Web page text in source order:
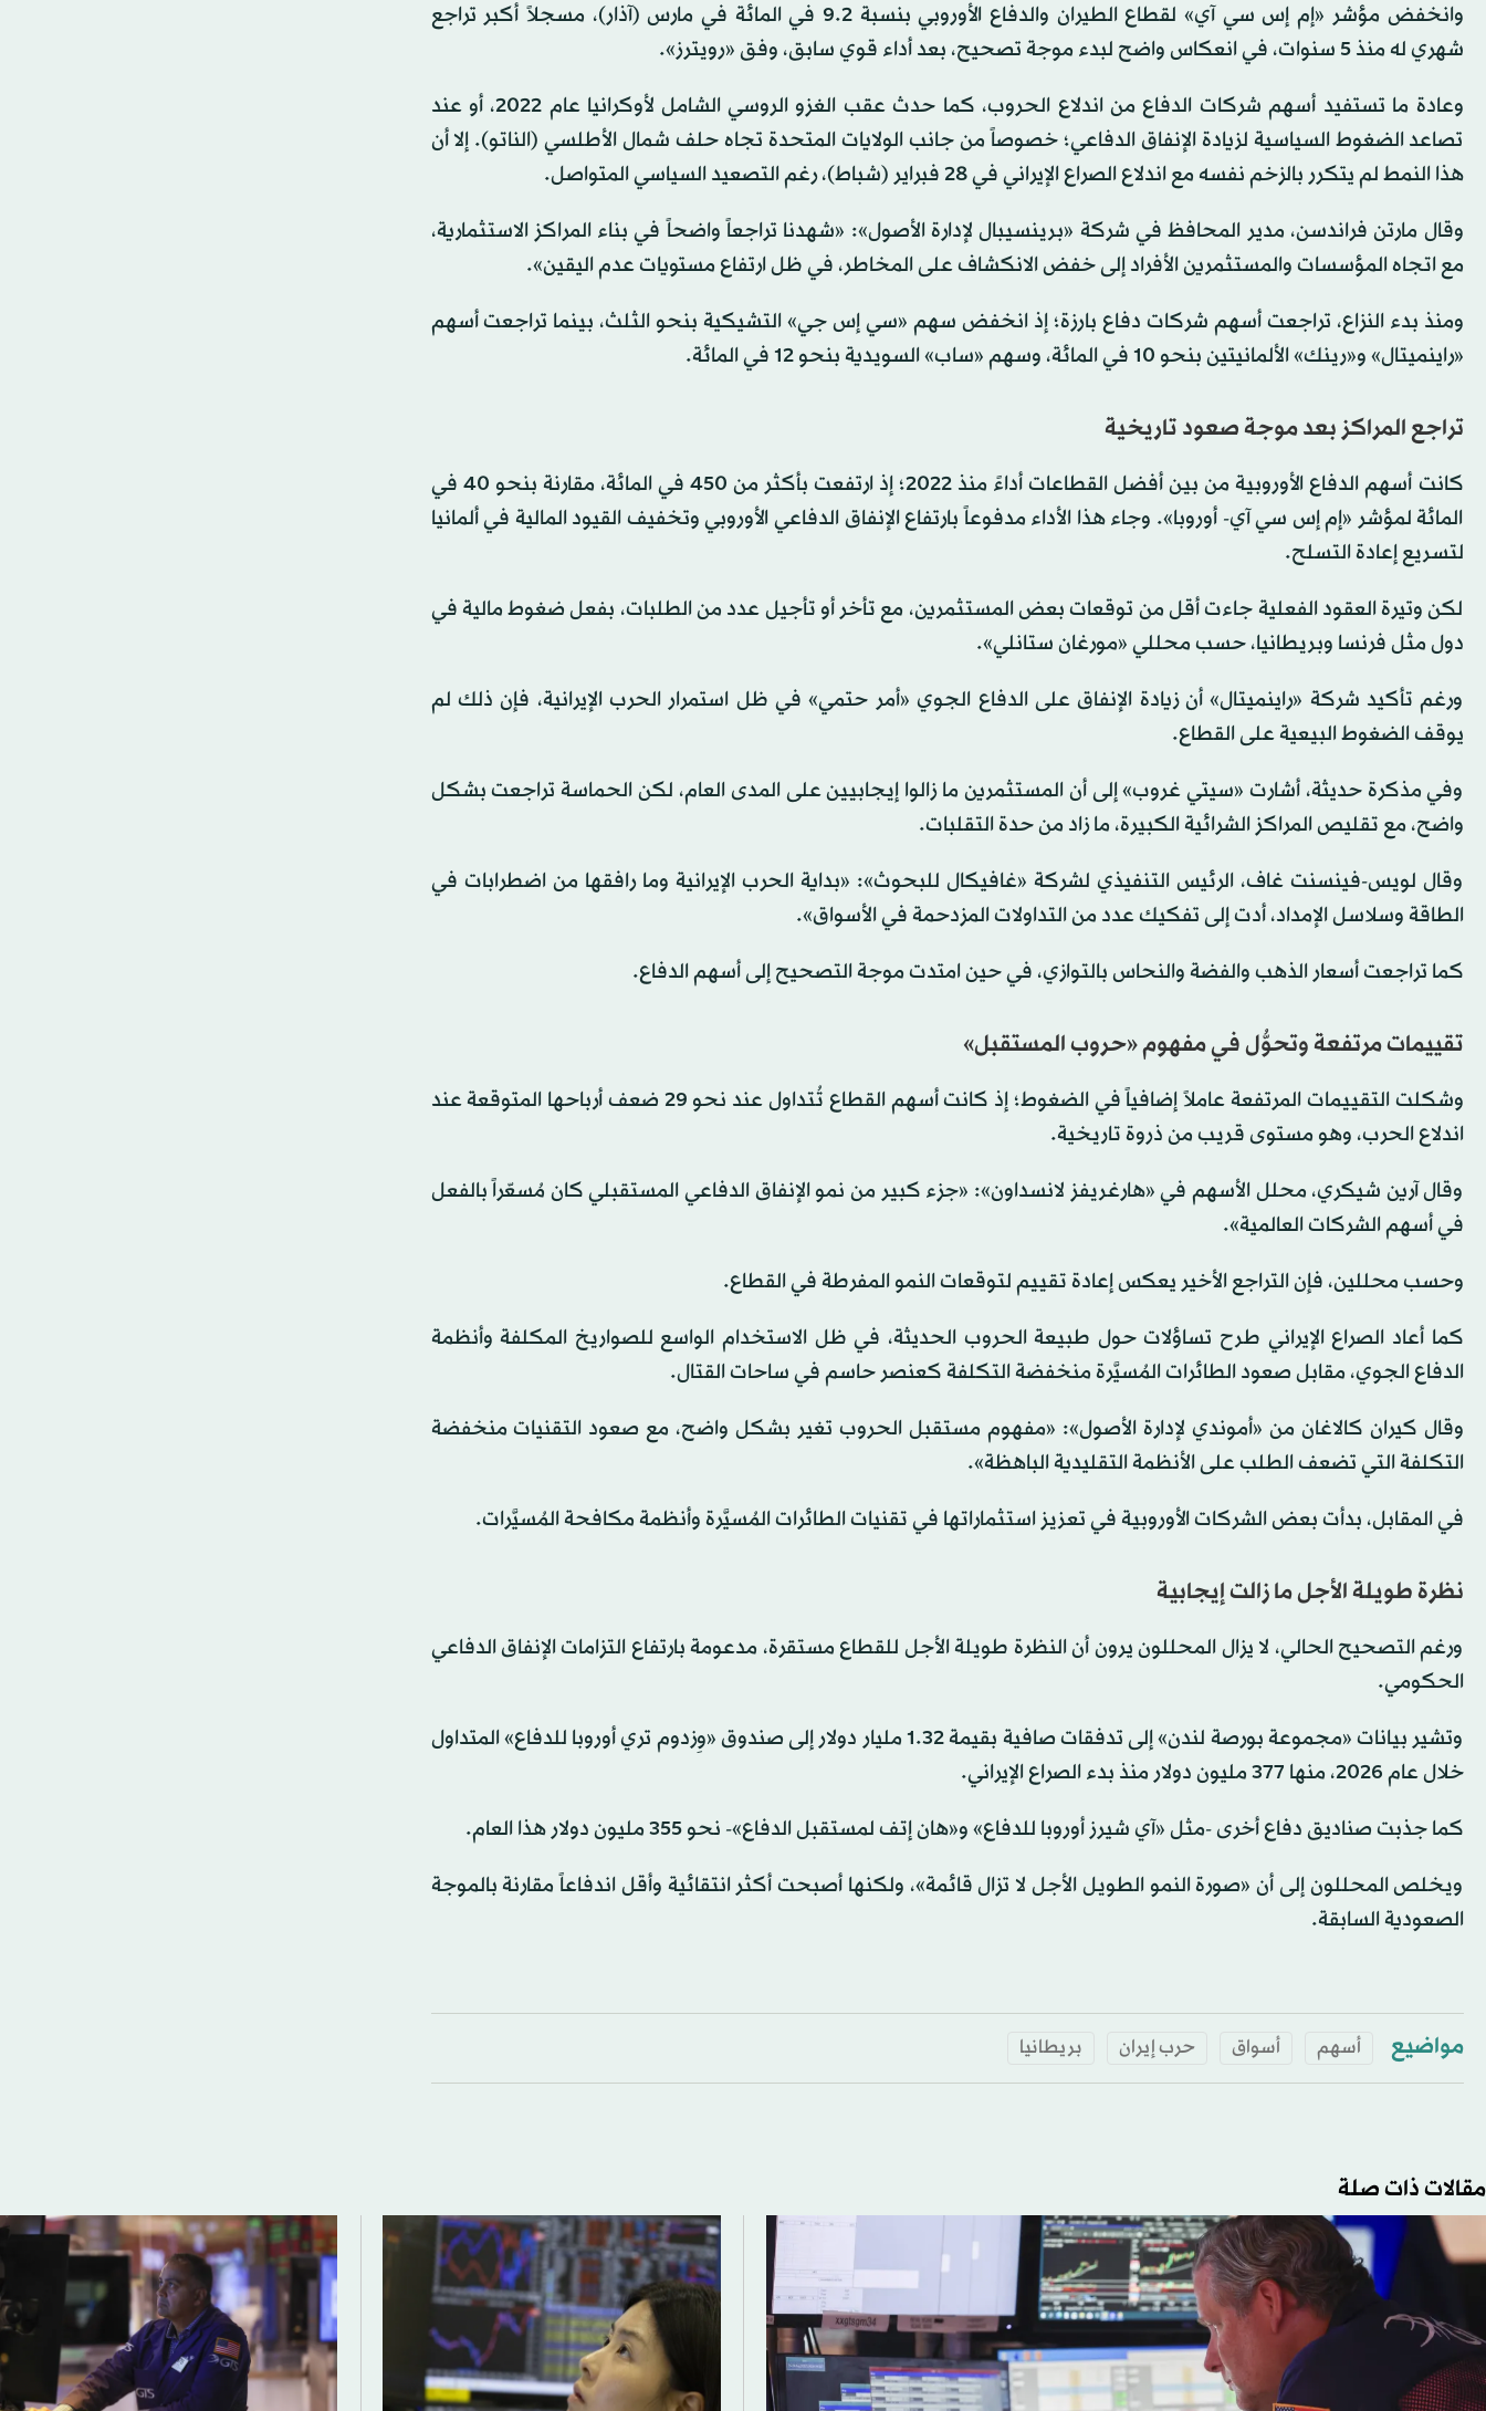
وانخفض مؤشر «إم إس سي آي» لقطاع الطيران والدفاع الأوروبي بنسبة 9.2 في المائة في مارس (آذار)، مسجلاً أكبر تراجع
شهري له منذ 5 سنوات، في انعكاس واضح لبدء موجة تصحيح، بعد أداء قوي سابق، وفق «رويترز».
وعادة ما تستفيد أسهم شركات الدفاع من اندلاع الحروب، كما حدث عقب الغزو الروسي الشامل لأوكرانيا عام 2022، أو عند
تصاعد الضغوط السياسية لزيادة الإنفاق الدفاعي؛ خصوصاً من جانب الولايات المتحدة تجاه حلف شمال الأطلسي (الناتو). إلا أن
هذا النمط لم يتكرر بالزخم نفسه مع اندلاع الصراع الإيراني في 28 فبراير (شباط)، رغم التصعيد السياسي المتواصل.
وقال مارتن فراندسن، مدير المحافظ في شركة «برينسيبال لإدارة الأصول»: «شهدنا تراجعاً واضحاً في بناء المراكز الاستثمارية،
مع اتجاه المؤسسات والمستثمرين الأفراد إلى خفض الانكشاف على المخاطر، في ظل ارتفاع مستويات عدم اليقين».
ومنذ بدء النزاع، تراجعت أسهم شركات دفاع بارزة؛ إذ انخفض سهم «سي إس جي» التشيكية بنحو الثلث، بينما تراجعت أسهم
«راينميتال» و«رينك» الألمانيتين بنحو 10 في المائة، وسهم «ساب» السويدية بنحو 12 في المائة.
تراجع المراكز بعد موجة صعود تاريخية
كانت أسهم الدفاع الأوروبية من بين أفضل القطاعات أداءً منذ 2022؛ إذ ارتفعت بأكثر من 450 في المائة، مقارنة بنحو 40 في
المائة لمؤشر «إم إس سي آي- أوروبا». وجاء هذا الأداء مدفوعاً بارتفاع الإنفاق الدفاعي الأوروبي وتخفيف القيود المالية في ألمانيا
لتسريع إعادة التسلح.
لكن وتيرة العقود الفعلية جاءت أقل من توقعات بعض المستثمرين، مع تأخر أو تأجيل عدد من الطلبات، بفعل ضغوط مالية في
دول مثل فرنسا وبريطانيا، حسب محللي «مورغان ستانلي».
ورغم تأكيد شركة «راينميتال» أن زيادة الإنفاق على الدفاع الجوي «أمر حتمي» في ظل استمرار الحرب الإيرانية، فإن ذلك لم
يوقف الضغوط البيعية على القطاع.
وفي مذكرة حديثة، أشارت «سيتي غروب» إلى أن المستثمرين ما زالوا إيجابيين على المدى العام، لكن الحماسة تراجعت بشكل
واضح، مع تقليص المراكز الشرائية الكبيرة، ما زاد من حدة التقلبات.
وقال لويس-فينسنت غاف، الرئيس التنفيذي لشركة «غافيكال للبحوث»: «بداية الحرب الإيرانية وما رافقها من اضطرابات في
الطاقة وسلاسل الإمداد، أدت إلى تفكيك عدد من التداولات المزدحمة في الأسواق».
كما تراجعت أسعار الذهب والفضة والنحاس بالتوازي، في حين امتدت موجة التصحيح إلى أسهم الدفاع.
تقييمات مرتفعة وتحوُّل في مفهوم «حروب المستقبل»
وشكلت التقييمات المرتفعة عاملاً إضافياً في الضغوط؛ إذ كانت أسهم القطاع تُتداول عند نحو 29 ضعف أرباحها المتوقعة عند
اندلاع الحرب، وهو مستوى قريب من ذروة تاريخية.
وقال آرين شيكري، محلل الأسهم في «هارغريفز لانسداون»: «جزء كبير من نمو الإنفاق الدفاعي المستقبلي كان مُسعّراً بالفعل
في أسهم الشركات العالمية».
وحسب محللين، فإن التراجع الأخير يعكس إعادة تقييم لتوقعات النمو المفرطة في القطاع.
كما أعاد الصراع الإيراني طرح تساؤلات حول طبيعة الحروب الحديثة، في ظل الاستخدام الواسع للصواريخ المكلفة وأنظمة
الدفاع الجوي، مقابل صعود الطائرات المُسيَّرة منخفضة التكلفة كعنصر حاسم في ساحات القتال.
وقال كيران كالاغان من «أموندي لإدارة الأصول»: «مفهوم مستقبل الحروب تغير بشكل واضح، مع صعود التقنيات منخفضة
التكلفة التي تضعف الطلب على الأنظمة التقليدية الباهظة».
في المقابل، بدأت بعض الشركات الأوروبية في تعزيز استثماراتها في تقنيات الطائرات المُسيَّرة وأنظمة مكافحة المُسيَّرات.
نظرة طويلة الأجل ما زالت إيجابية
ورغم التصحيح الحالي، لا يزال المحللون يرون أن النظرة طويلة الأجل للقطاع مستقرة، مدعومة بارتفاع التزامات الإنفاق الدفاعي
الحكومي.
وتشير بيانات «مجموعة بورصة لندن» إلى تدفقات صافية بقيمة 1.32 مليار دولار إلى صندوق «وِزدوم تري أوروبا للدفاع» المتداول
خلال عام 2026، منها 377 مليون دولار منذ بدء الصراع الإيراني.
كما جذبت صناديق دفاع أخرى -مثل «آي شيرز أوروبا للدفاع» و«هان إتف لمستقبل الدفاع»- نحو 355 مليون دولار هذا العام.
ويخلص المحللون إلى أن «صورة النمو الطويل الأجل لا تزال قائمة»، ولكنها أصبحت أكثر انتقائية وأقل اندفاعاً مقارنة بالموجة
الصعودية السابقة.
مواضيع أسهم أسواق حرب إيران بريطانيا
مقالات ذات صلة